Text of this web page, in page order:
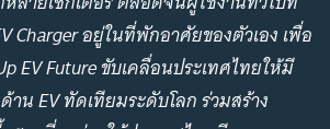
Charger อยู่ในที่พักอาศัยของตัวเอง เพื่อ
EV Future ขับเคลื่อนประเทศไทยให้มี
น EV ทัดเทียมระดับโลก ร่วมสร้าง